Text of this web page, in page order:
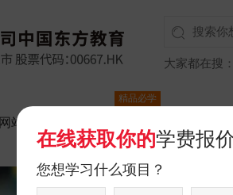
大家都在搜：
网站首页
精品必学
在线获取你的学费报
您想学习什么项目？